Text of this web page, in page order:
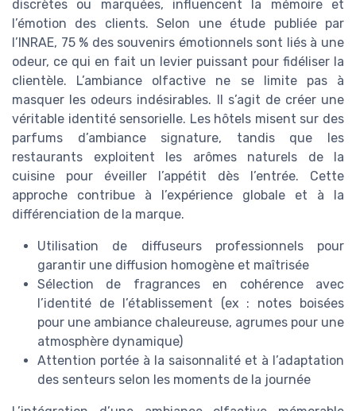
discrètes ou marquées, influencent la mémoire et
l’émotion des clients. Selon une étude publiée par
l’INRAE, 75 % des souvenirs émotionnels sont liés à une
odeur, ce qui en fait un levier puissant pour fidéliser la
clientèle. L’ambiance olfactive ne se limite pas à
masquer les odeurs indésirables. Il s’agit de créer une
véritable identité sensorielle. Les hôtels misent sur des
parfums d’ambiance signature, tandis que les
restaurants exploitent les arômes naturels de la
cuisine pour éveiller l’appétit dès l’entrée. Cette
approche contribue à l’expérience globale et à la
différenciation de la marque.
Utilisation de diffuseurs professionnels pour
garantir une diffusion homogène et maîtrisée
Sélection de fragrances en cohérence avec
l’identité de l’établissement (ex : notes boisées
pour une ambiance chaleureuse, agrumes pour une
atmosphère dynamique)
Attention portée à la saisonnalité et à l’adaptation
des senteurs selon les moments de la journée